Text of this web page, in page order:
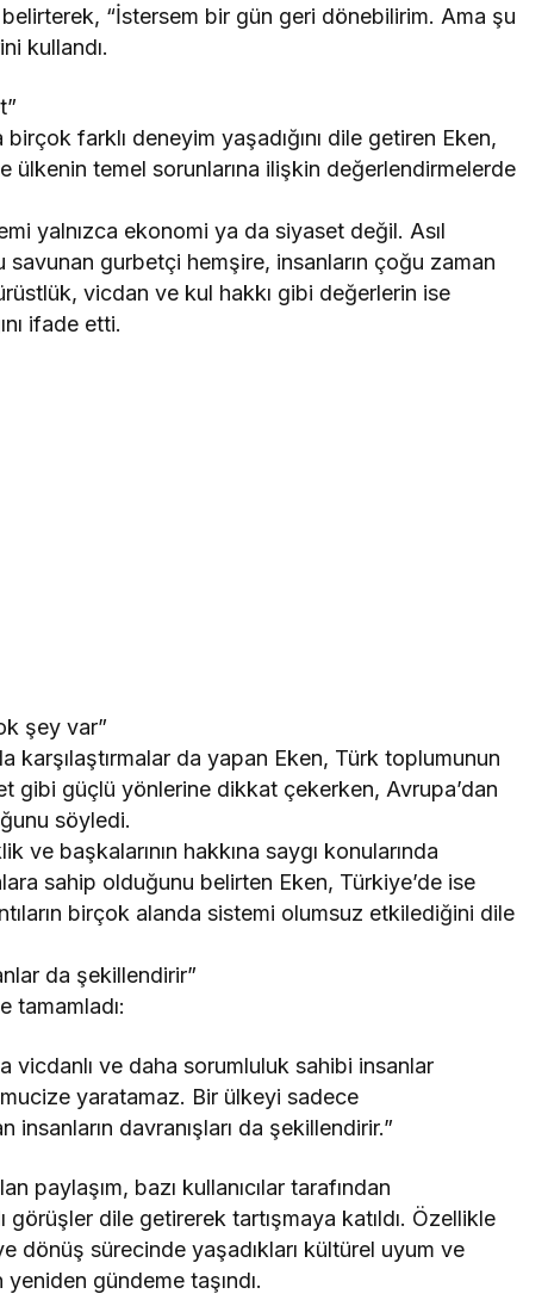
“İstersem bir gün geri dönebilirim. Ama şu
kullandı.
farklı deneyim yaşadığını dile getiren Eken,
ülkenin temel sorunlarına ilişkin değerlendirmelerde
yalnızca ekonomi ya da siyaset değil. Asıl
gurbetçi hemşire, insanların çoğu zaman
vicdan ve kul hakkı gibi değerlerin ise
ifade etti.
şey var”
karşılaştırmalar da yapan Eken, Türk toplumunun
gibi güçlü yönlerine dikkat çekerken, Avrupa’dan
söyledi.
ve başkalarının hakkına saygı konularında
sahip olduğunu belirten Eken, Türkiye’de ise
birçok alanda sistemi olumsuz etkilediğini dile
da şekillendirir”
tamamladı:
vicdanlı ve daha sorumluluk sahibi insanlar
yaratamaz. Bir ülkeyi sadece
davranışları da şekillendirir.”
paylaşım, bazı kullanıcılar tarafından
görüşler dile getirerek tartışmaya katıldı. Özellikle
dönüş sürecinde yaşadıkları kültürel uyum ve
yeniden gündeme taşındı.